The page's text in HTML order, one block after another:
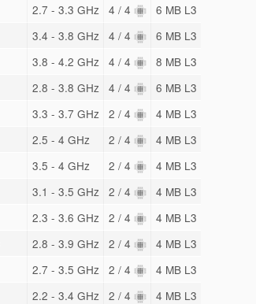
2.7 - 3.3 GHz 4 / 4 6 MB L3
3.4 - 3.8 GHz 4 / 4 6 MB L3
3.8 - 4.2 GHz 4 / 4 8 MB L3
2.8 - 3.8 GHz 4 / 4 6 MB L3
3.3 - 3.7 GHz 2 / 4 4 MB L3
2.5 - 4 GHz 2 / 4 4 MB L3
3.5 - 4 GHz 2 / 4 4 MB L3
3.1 - 3.5 GHz 2 / 4 4 MB L3
2.3 - 3.6 GHz 2 / 4 4 MB L3
2.8 - 3.9 GHz 2 / 4 4 MB L3
2.7 - 3.5 GHz 2 / 4 4 MB L3
2.2 - 3.4 GHz 2 / 4 4 MB L3